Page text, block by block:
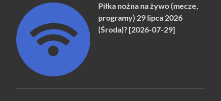
Piłka nożna na żywo (mecze,
programy) 29 lipca 2026
(Środa)? [2026-07-29]